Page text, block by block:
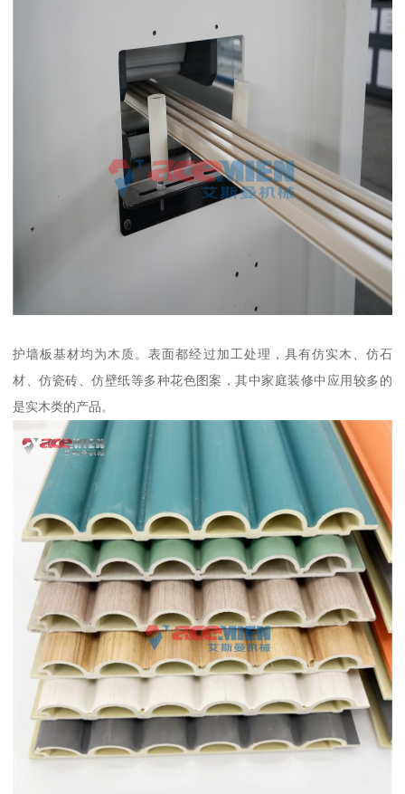
护墙板基材均为木质。表面都经过加工处理，具有仿实木、仿石
材、仿瓷砖、仿壁纸等多种花色图案，其中家庭装修中应用较多的
是实木类的产品。